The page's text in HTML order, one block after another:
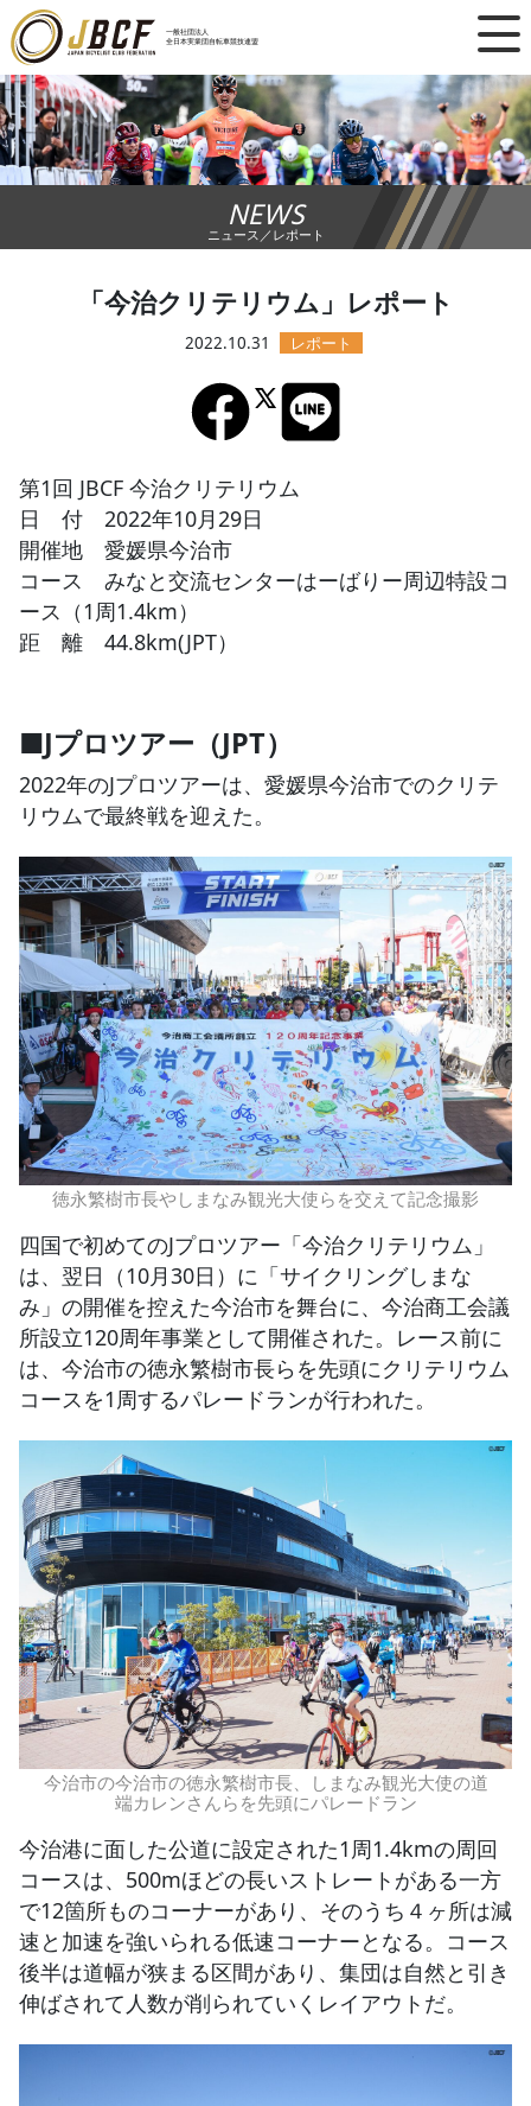
一般社団法人
全日本実業団自転車競技連盟
×
ニュース
レース日程
ランキング
チーム・選手
競技ガイド
エントリー
JBCF ROAD SERIESとは
NEWS
ニュース／レポート
「今治クリテリウム」レポート
2022.10.31
第1回 JBCF 今治クリテリウム
日 付 2022年10月29日
開催地 愛媛県今治市
コース みなと交流センターはーばりー周辺特設コ
ース（1周1.4km）
距 離 44.8km(JPT）
■Jプロツアー（JPT）
2022年のJプロツアーは、愛媛県今治市でのクリテ
リウムで最終戦を迎えた。
徳永繁樹市長やしまなみ観光大使らを交えて記念撮影
四国で初めてのJプロツアー「今治クリテリウム」
は、翌日（10月30日）に「サイクリングしまな
み」の開催を控えた今治市を舞台に、今治商工会議
所設立120周年事業として開催された。レース前に
は、今治市の徳永繁樹市長らを先頭にクリテリウム
コースを1周するパレードランが行われた。
今治市の今治市の徳永繁樹市長、しまなみ観光大使の道
端カレンさんらを先頭にパレードラン
今治港に面した公道に設定された1周1.4kmの周回
コースは、500mほどの長いストレートがある一方
で12箇所ものコーナーがあり、そのうち４ヶ所は減
速と加速を強いられる低速コーナーとなる。コース
後半は道幅が狭まる区間があり、集団は自然と引き
伸ばされて人数が削られていくレイアウトだ。